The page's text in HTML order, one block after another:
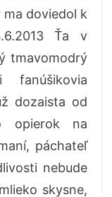
doviedol k
Ťa v
tmavomodrý
fanúšikovia
dozaista od
opierok na
páchateľ
nebude
skysne,